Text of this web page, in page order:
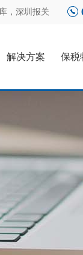
， 深圳报关
解决方案 保税